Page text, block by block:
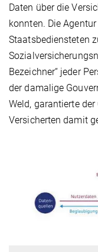
Daten über die
konnten. Die
Staatsbediensteten
Bezeichner“ jeder
der damalige
Weld, garantierte
Versicherten damit